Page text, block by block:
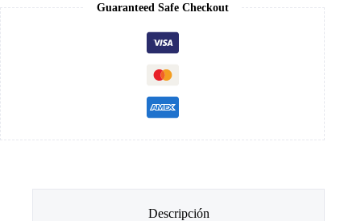
Guaranteed Safe Checkout
Descripción